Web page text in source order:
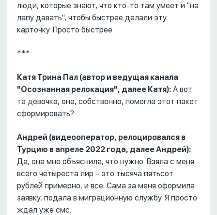
люди, которые знают, что кто-то там умеет и "на
лапу давать", чтобы быстрее делали эту
карточку. Просто быстрее.
***
Катя Трина Пал (автор и ведущая канала
"Осознанная релокация", далее Катя): А вот
та девочка, она, собственно, помогла этот пакет
сформировать?
Андрей (видеооператор, релоцировался в
Турцию в апреле 2022 года, далее Андрей):
Да, она мне объяснила, что нужно. Взяла с меня
всего четыреста лир – это тысяча пятьсот
рублей примерно, и все. Сама за меня оформила
заявку, подала в миграционную службу. Я просто
ждал уже смс.